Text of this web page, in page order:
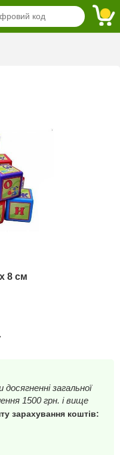
8 см
досягненні загальної
1500 грн. і вище
зарахування коштів: